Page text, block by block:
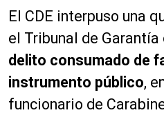
El CDE interpuso una
el Tribunal de Garantía
delito consumado de
instrumento público,
funcionario de